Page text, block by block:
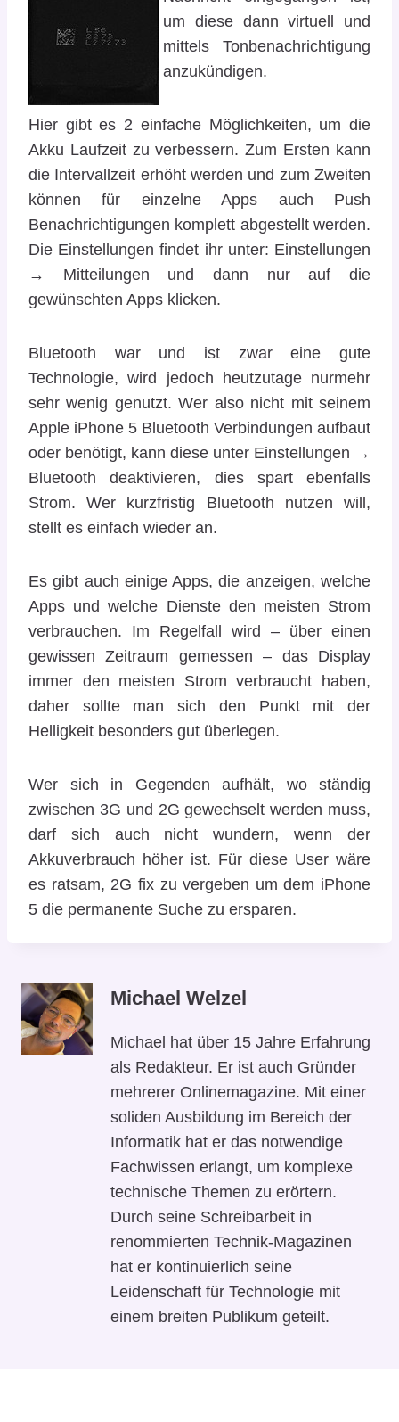
um diese dann virtuell und
mittels Tonbenachrichtigung
anzukündigen.
Hier gibt es 2 einfache Möglichkeiten, um die
Akku Laufzeit zu verbessern. Zum Ersten kann
die Intervallzeit erhöht werden und zum Zweiten
können für einzelne Apps auch Push
Benachrichtigungen komplett abgestellt werden.
Die Einstellungen findet ihr unter: Einstellungen
→ Mitteilungen und dann nur auf die
gewünschten Apps klicken.
Bluetooth war und ist zwar eine gute
Technologie, wird jedoch heutzutage nurmehr
sehr wenig genutzt. Wer also nicht mit seinem
Apple iPhone 5 Bluetooth Verbindungen aufbaut
oder benötigt, kann diese unter Einstellungen →
Bluetooth deaktivieren, dies spart ebenfalls
Strom. Wer kurzfristig Bluetooth nutzen will,
stellt es einfach wieder an.
Es gibt auch einige Apps, die anzeigen, welche
Apps und welche Dienste den meisten Strom
verbrauchen. Im Regelfall wird – über einen
gewissen Zeitraum gemessen – das Display
immer den meisten Strom verbraucht haben,
daher sollte man sich den Punkt mit der
Helligkeit besonders gut überlegen.
Wer sich in Gegenden aufhält, wo ständig
zwischen 3G und 2G gewechselt werden muss,
darf sich auch nicht wundern, wenn der
Akkuverbrauch höher ist. Für diese User wäre
es ratsam, 2G fix zu vergeben um dem iPhone
5 die permanente Suche zu ersparen.
Michael Welzel
Michael hat über 15 Jahre Erfahrung
als Redakteur. Er ist auch Gründer
mehrerer Onlinemagazine. Mit einer
soliden Ausbildung im Bereich der
Informatik hat er das notwendige
Fachwissen erlangt, um komplexe
technische Themen zu erörtern.
Durch seine Schreibarbeit in
renommierten Technik-Magazinen
hat er kontinuierlich seine
Leidenschaft für Technologie mit
einem breiten Publikum geteilt.